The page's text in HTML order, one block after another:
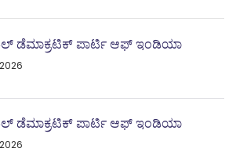
ಡೆಮಾಕ್ರಟಿಕ್ ಪಾರ್ಟಿ ಆಫ್ ಇಂಡಿಯಾ
ಡೆಮಾಕ್ರಟಿಕ್ ಪಾರ್ಟಿ ಆಫ್ ಇಂಡಿಯಾ